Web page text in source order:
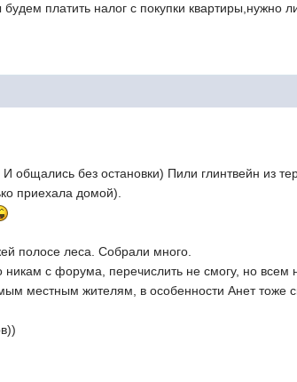
платить налог с покупки квартиры,нужно
общались без остановки) Пили глинтвейн из
приехала домой).
полосе леса. Собрали много.
никам с форума, перечислить не смогу, но
местным жителям, в особенности Анет тоже